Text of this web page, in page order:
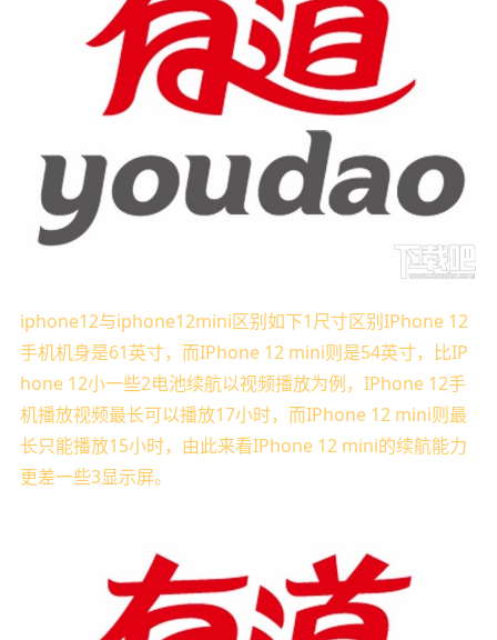
iphone12与iphone12mini区别如下1尺寸区别IPhone 12
手机机身是61英寸，而IPhone 12 mini则是54英寸，比IP
hone 12小一些2电池续航以视频播放为例，IPhone 12手
机播放视频最长可以播放17小时，而IPhone 12 mini则最
长只能播放15小时，由此来看IPhone 12 mini的续航能力
更差一些3显示屏。